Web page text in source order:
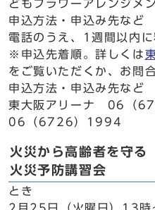
どもフラワーアレンジメ
申込方法・申込み先など
電話のうえ、1週間以内
※申込先着順。詳しくは
をご覧いただくか、お問
申込方法・申込み先など
東大阪アリーナ 06（
06（6726）1994
火災から高齢者を守る
火災予防講習会
とき